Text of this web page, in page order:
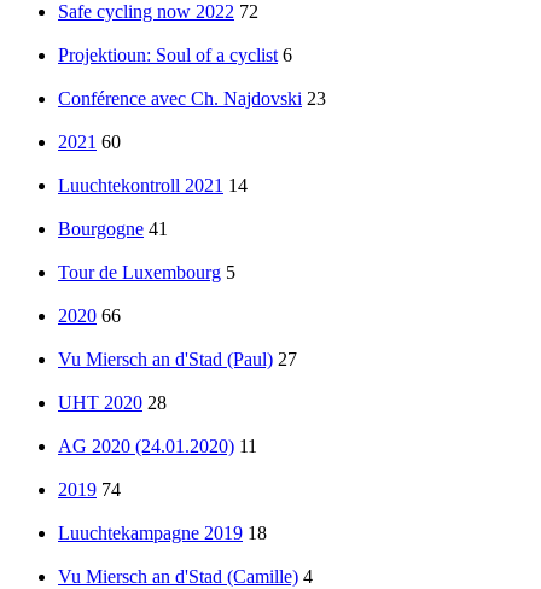
Safe cycling now 2022 72
Projektioun: Soul of a cyclist 6
Conférence avec Ch. Najdovski 23
2021 60
Luuchtekontroll 2021 14
Bourgogne 41
Tour de Luxembourg 5
2020 66
Vu Miersch an d'Stad (Paul) 27
UHT 2020 28
AG 2020 (24.01.2020) 11
2019 74
Luuchtekampagne 2019 18
Vu Miersch an d'Stad (Camille) 4